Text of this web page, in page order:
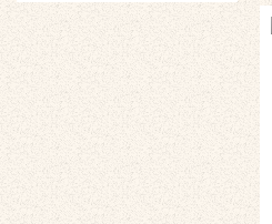
Mua Hàng